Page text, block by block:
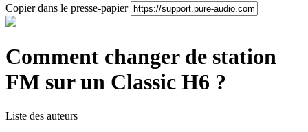
Copier dans le presse-papier
Comment changer de station
FM sur un Classic H6 ?
Liste des auteurs